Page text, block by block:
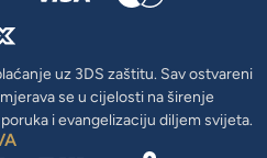
uz 3DS zaštitu. Sav ostvareni
se u cijelosti na širenje
i evangelizaciju diljem svijeta.